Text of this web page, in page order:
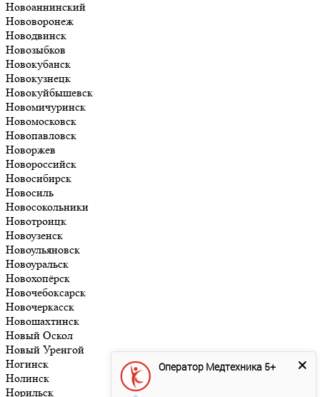
Новоаннинский
Нововоронеж
Новодвинск
Новозыбков
Новокубанск
Новокузнецк
Новокуйбышевск
Новомичуринск
Новомосковск
Новопавловск
Новоржев
Новороссийск
Новосибирск
Новосиль
Новосокольники
Новотроицк
Новоузенск
Новоульяновск
Новоуральск
Новохопёрск
Новочебоксарск
Новочеркасск
Новошахтинск
Новый Оскол
Новый Уренгой
Ногинск
Нолинск
Норильск
Оператор Медтехника 5+